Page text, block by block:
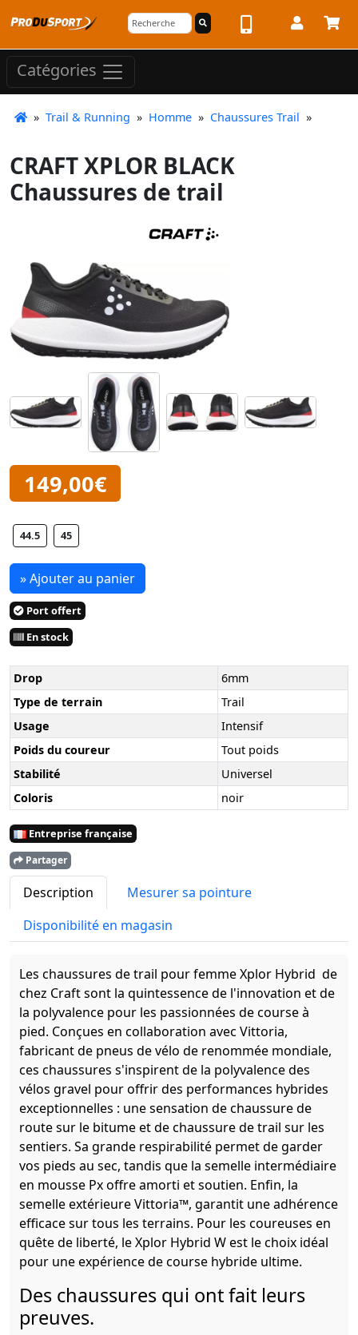
Catégories
» Trail & Running » Homme » Chaussures Trail »
CRAFT XPLOR BLACK
Chaussures de trail
149,00€
44.5 45
» Ajouter au panier
Port offert
En stock
Drop
6mm
Type de terrain
Trail
Usage
Intensif
Poids du coureur
Tout poids
Stabilité
Universel
Coloris
noir
Entreprise française
Partager
Description
Mesurer sa pointure
Disponibilité en magasin
Les chaussures de trail pour femme Xplor Hybrid de
chez Craft sont la quintessence de l'innovation et de
la polyvalence pour les passionnées de course à
pied. Conçues en collaboration avec Vittoria,
fabricant de pneus de vélo de renommée mondiale,
ces chaussures s'inspirent de la polyvalence des
vélos gravel pour offrir des performances hybrides
exceptionnelles : une sensation de chaussure de
route sur le bitume et de chaussure de trail sur les
sentiers. Sa grande respirabilité permet de garder
vos pieds au sec, tandis que la semelle intermédiaire
en mousse Px offre amorti et soutien. Enfin, la
semelle extérieure Vittoria™, garantit une adhérence
efficace sur tous les terrains. Pour les coureuses en
quête de liberté, le Xplor Hybrid W est le choix idéal
pour une expérience de course hybride ultime.
Des chaussures qui ont fait leurs
preuves.